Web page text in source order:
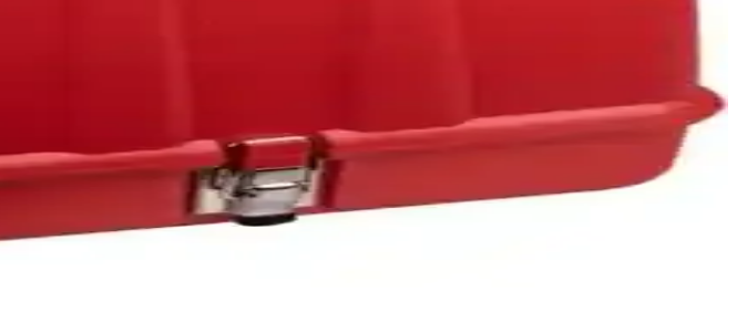
ideal. Kullanıcı yorumlarıyla birlikte özellikleri ve fiyat aralıkları hakkında detaylar.
dikiş makinesi. Detaylar ve kullanıcı yorumlarıyla bilinçli seçim yapın.
Tasarım
kilit mekanizmasıyla makinenizi güvenle taşımanızı sağlar.